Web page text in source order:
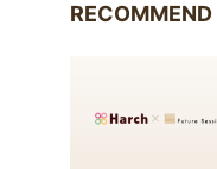
RECOMMEND